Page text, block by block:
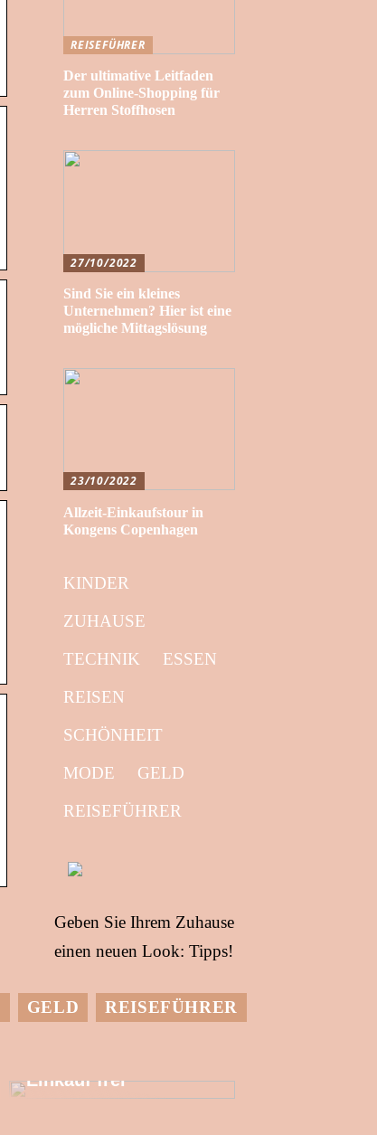
REISEFÜHRER
Der ultimative Leitfaden
zum Online-Shopping für
Herren Stoffhosen
27/10/2022
Sind Sie ein kleines
Unternehmen? Hier ist eine
mögliche Mittagslösung
23/10/2022
Allzeit-Einkaufstour in
Kongens Copenhagen
KINDER
ZUHAUSE
TECHNIK
ESSEN
REISEN
SCHÖNHEIT
MODE
GELD
REISEFÜHRER
Geben Sie Ihrem Zuhause
einen neuen Look: Tipps!
GELD REISEFÜHRER
Setzen Sie mehr
Einkauf frei